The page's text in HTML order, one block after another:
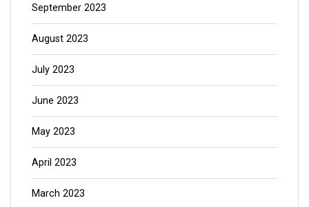
September 2023
August 2023
July 2023
June 2023
May 2023
April 2023
March 2023